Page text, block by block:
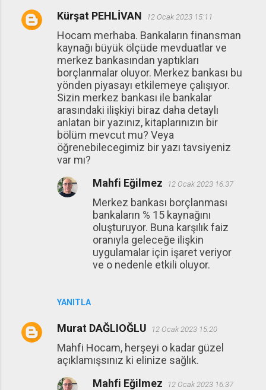
Kürşat PEHLİVAN 12 Ocak 2023 15:11
Hocam merhaba. Bankaların finansman
kaynağı büyük ölçüde mevduatlar ve
merkez bankasından yaptıkları
borçlanmalar oluyor. Merkez bankası bu
yönden piyasayı etkilemeye çalışıyor.
Sizin merkez bankası ile bankalar
arasındaki ilişkiyi biraz daha detaylı
anlatan bir yazınız, kitaplarınızın bir
bölüm mevcut mu? Veya
öğrenebilecegimiz bir yazı tavsiyeniz
var mı?
YANITLA
Mahfi Eğilmez 12 Ocak 2023 16:37
Merkez bankası borçlanması
bankaların % 15 kaynağını
oluşturuyor. Buna karşılık faiz
oranıyla geleceğe ilişkin
uygulamalar için işaret veriyor
ve o nedenle etkili oluyor.
Murat DAĞLIOĞLU 12 Ocak 2023 15:20
Mahfi Hocam, herşeyi o kadar güzel
açıklamışsınız ki elinize sağlık.
Mahfi Eğilmez 12 Ocak 2023 16:37